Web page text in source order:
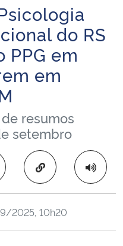
e Comunicações
do RS
PPG em
em
resumos
setembro
Copiar para área
2025, 10h20